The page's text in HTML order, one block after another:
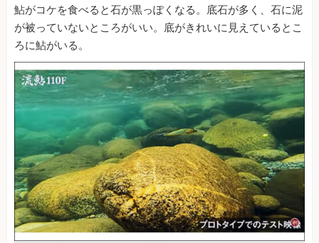
鮎がコケを食べると石が黒っぽくなる。底石が多く、石に泥
が被っていないところがいい。底がきれいに見えているとこ
ろに鮎がいる。